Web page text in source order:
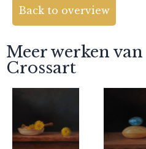
Back to overview
Meer werken
Crossart